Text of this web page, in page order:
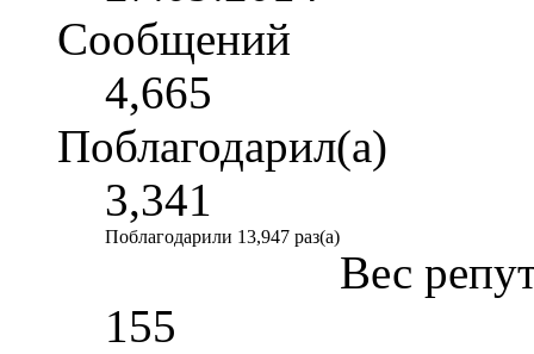
Сообщений
4,665
Поблагодарил(а)
3,341
Поблагодарили 13,947 раз(а)
Вес
155